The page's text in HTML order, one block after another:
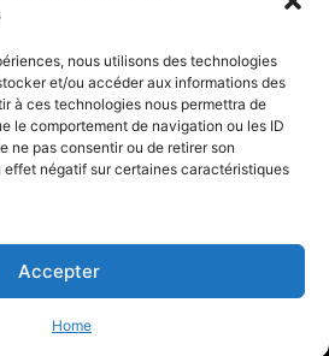
nous utilisons des technologies
et/ou accéder aux informations des
à ces technologies nous permettra de
le comportement de navigation ou les ID
ne pas consentir ou de retirer son
négatif sur certaines caractéristiques
Accepter
Home
Entreprises Entrepreneur Afrique
TECH Auto-Moto
By AAKOM.DIGITAL